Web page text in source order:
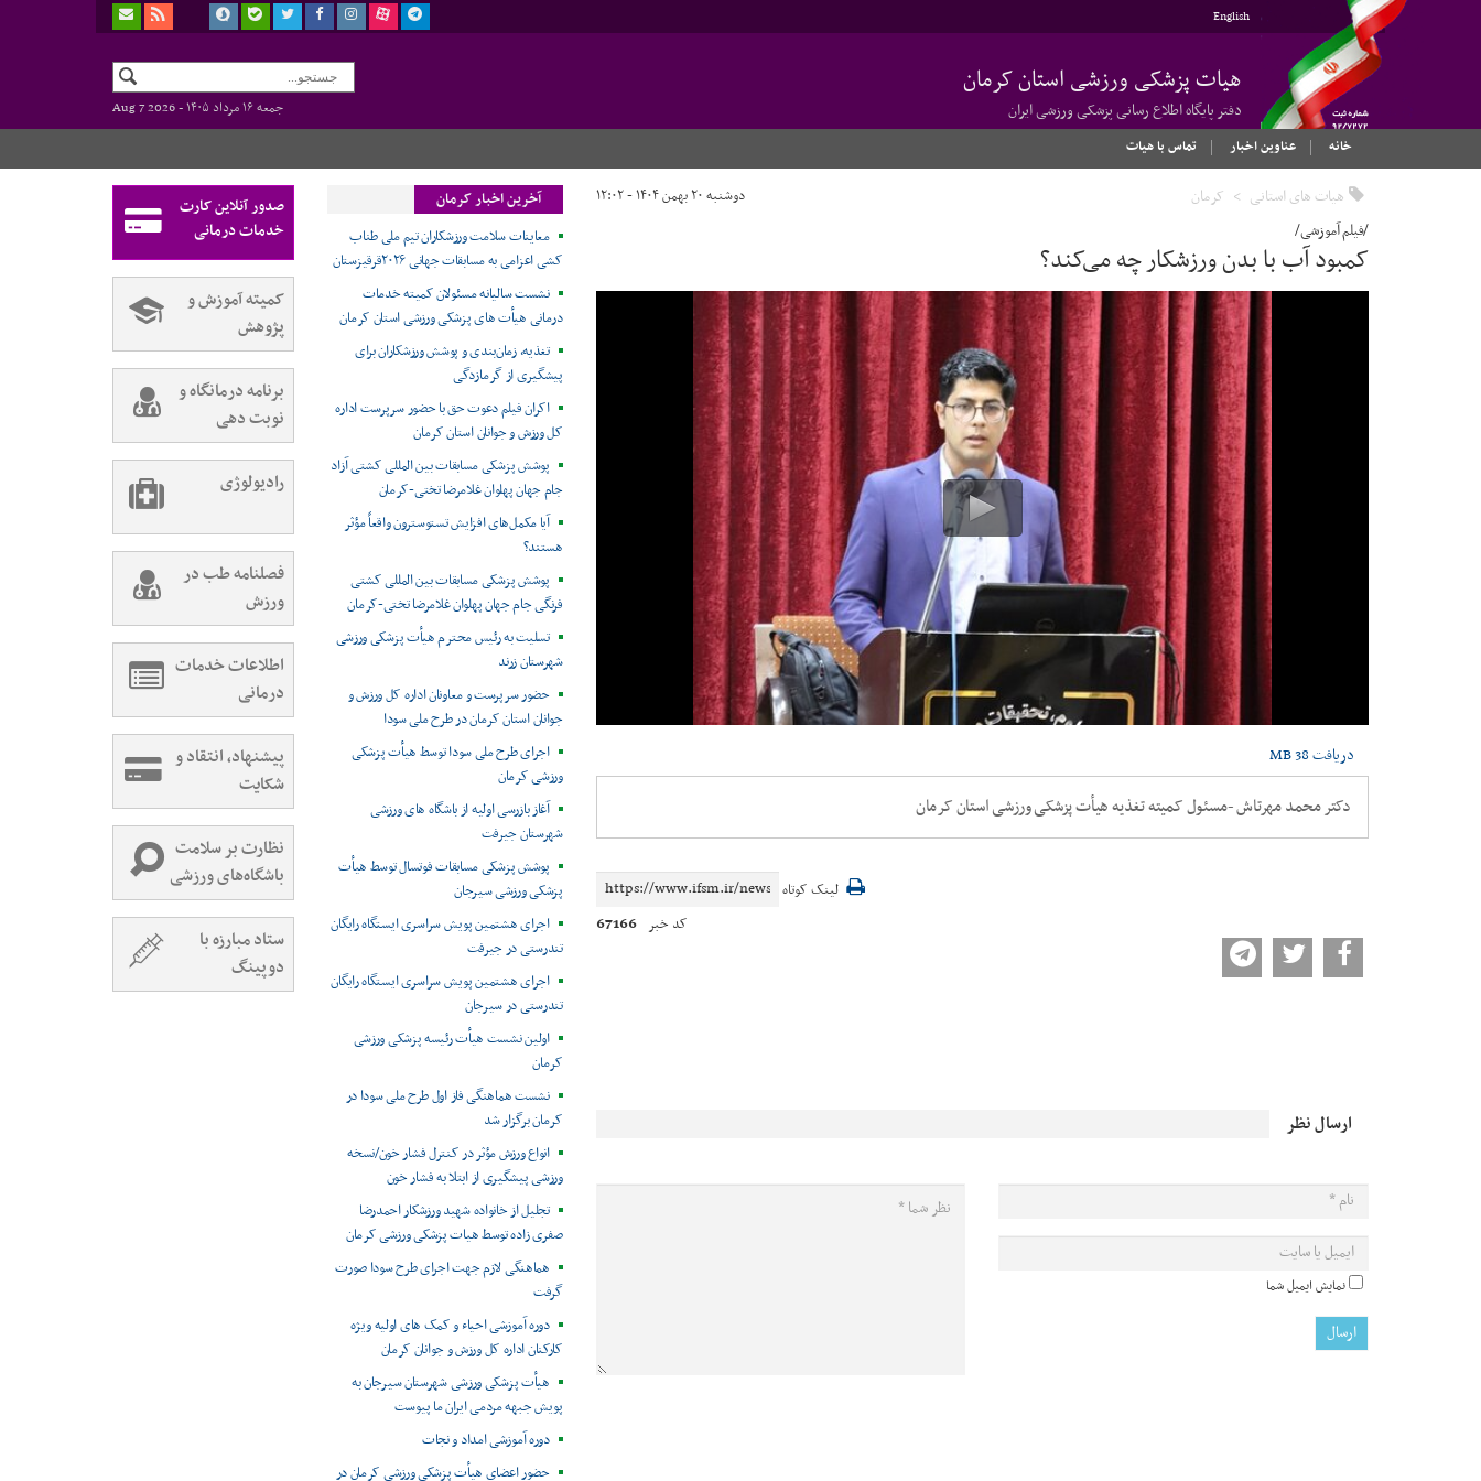
English
هیات پزشکی ورزشی استان کرمان
دفتر پایگاه اطلاع رسانی پزشکی ورزشی ایران جمعه ۱۶ مرداد ۱۴۰۵ -
Aug 7 2026
خانه
عناوین اخبار تماس با هیات
هیات های استانی کرمان دوشنبه ۲۰ بهمن ۱۴۰۴ - ۱۲:۰۲
/فیلم آموزشی/
کمبود آب با بدن ورزشکار چه می‌کند؟
دریافت38 MB
دکتر محمد مهرتاش -مسئول کمیته تغذیه هیأت پزشکی ورزشی استان کرمان
لینک کوتاه
کد خبر 67166
ارسال نظر
نمایش ایمیل شما
آخرین اخبار کرمان
معاینات سلامت ورزشکاران تیم ملی طناب
کشی اعزامی به مسابقات جهانی ۲۰۲۶قرقیزستان
نشست سالیانه مسئولان کمیته خدمات
درمانی هیأت های پزشکی ورزشی استان کرمان
تغذیه، زمان‌بندی و پوشش ورزشکاران برای
پیشگیری از گرمازدگی
اکران فیلم دعوت حق با حضور سرپرست اداره
کل ورزش و جوانان استان کرمان
پوشش پزشکی مسابقات بین المللی کشتی آزاد
جام جهان پهلوان غلامرضا تختی-کرمان
آیا مکمل‌های افزایش تستوسترون واقعاً مؤثر
هستند؟
پوشش پزشکی مسابقات بین المللی کشتی
فرنگی جام جهان پهلوان غلامرضا تختی-کرمان
تسلیت به رئیس محترم هیأت پزشکی ورزشی
شهرستان زرند
حضور سرپرست و معاونان اداره کل ورزش و
جوانان استان کرمان در طرح ملی سودا
اجرای طرح ملی سودا توسط هیأت پزشکی
ورزشی کرمان
آغاز بازرسی اولیه از باشگاه های ورزشی
شهرستان جیرفت
پوشش پزشکی مسابقات فوتسال توسط هیأت
پزشکی ورزشی سیرجان
اجرای هشتمین پویش سراسری ایستگاه رایگان
تندرستی در جیرفت
اجرای هشتمین پویش سراسری ایستگاه رایگان
تندرستی در سیرجان
اولین نشست هیأت رئیسه پزشکی ورزشی
کرمان
نشست هماهنگی فاز اول طرح ملی سودا در
کرمان برگزار شد
انواع ورزش مؤثر در کنترل فشار خون/نسخه
ورزشی پیشگیری از ابتلا به فشار خون
تجلیل از خانواده شهید ورزشکار احمدرضا
صفری زاده توسط هیات پزشکی ورزشی کرمان
هماهنگی لازم جهت اجرای طرح سودا صورت
گرفت
دوره آموزشی احیاء و کمک های اولیه ویژه
کارکنان اداره کل ورزش و جوانان کرمان
هیأت پزشکی ورزشی شهرستان سیرجان به
پویش جبهه مردمی ایران ما پیوست
دوره آموزشی امداد و نجات
حضور اعضای هیأت پزشکی ورزشی کرمان در
صدور آنلاین کارت
خدمات درمانی
کمیته آموزش و
پژوهش
برنامه درمانگاه و
نوبت دهی
رادیولوژی
فصلنامه طب در
ورزش
اطلاعات خدمات
درمانی
پیشنهاد، انتقاد و
شکایت
نظارت بر سلامت
باشگاه‌های ورزشی
ستاد مبارزه با
دوپینگ